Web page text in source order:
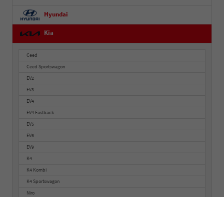
Hyundai
Kia
Ceed
Ceed Sportswagon
EV2
EV3
EV4
EV4 Fastback
EV5
EV6
EV9
K4
K4 Kombi
K4 Sportswagon
Niro